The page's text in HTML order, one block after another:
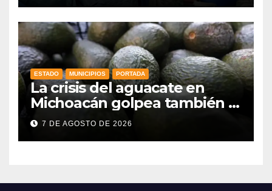
ESTADO MUNICIPIOS PORTADA
La crisis del aguacate en
Michoacán golpea también a
productores de Guanajuato
7 DE AGOSTO DE 2026